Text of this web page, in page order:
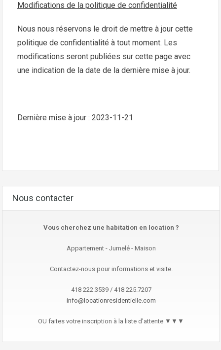
Modifications de la politique de confidentialité
Nous nous réservons le droit de mettre à jour cette
politique de confidentialité à tout moment. Les
modifications seront publiées sur cette page avec
une indication de la date de la dernière mise à jour.
Dernière mise à jour : 2023-11-21
Nous contacter
Vous cherchez une habitation en location ?
Appartement - Jumelé - Maison
Contactez-nous pour informations et visite.
418 222.3539 / 418 225.7207
info@locationresidentielle.com
OU faites votre inscription à la liste d'attente ▼▼▼